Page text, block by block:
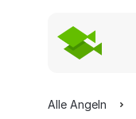
Alle Angeln